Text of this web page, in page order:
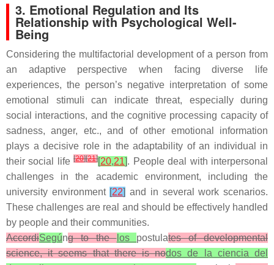
3. Emotional Regulation and Its
Relationship with Psychological Well-
Being
Considering the multifactorial development of a person from
an adaptive perspective when facing diverse life
experiences, the person’s negative interpretation of some
emotional stimuli can indicate threat, especially during
social interactions, and the cognitive processing capacity of
sadness, anger, etc., and of other emotional information
plays a decisive role in the adaptability of an individual in
their social life[20][21][20,21]. People deal with interpersonal
challenges in the academic environment, including the
university environment [22] and in several work scenarios.
These challenges are real and should be effectively handled
by people and their communities.
AccordiSegúng to thelos postulates of developmental
science, it seems that there is nodos de la ciencia del